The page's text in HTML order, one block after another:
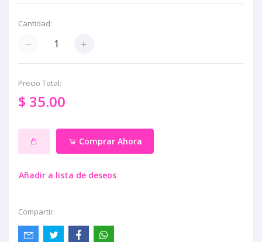
Cantidad:
Precio Total:
$ 35.00
Comprar Ahora
Añadir a lista de deseos
Compartir: